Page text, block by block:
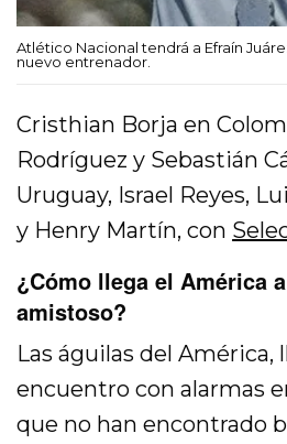
Atlético Nacional tendrá a Efraín
nuevo entrenador.
Cristhian Borja en
Rodríguez y Sebastián
Uruguay, Israel Reyes,
y Henry Martín, con
¿Cómo llega el América
amistoso?
Las águilas del América,
encuentro con alarmas
que no han encontrado